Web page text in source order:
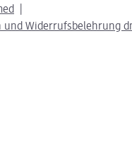
und Widerrufsbelehrung